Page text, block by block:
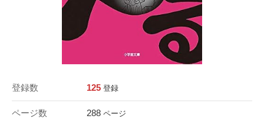
登録数 125 登録
ページ数 288 ページ